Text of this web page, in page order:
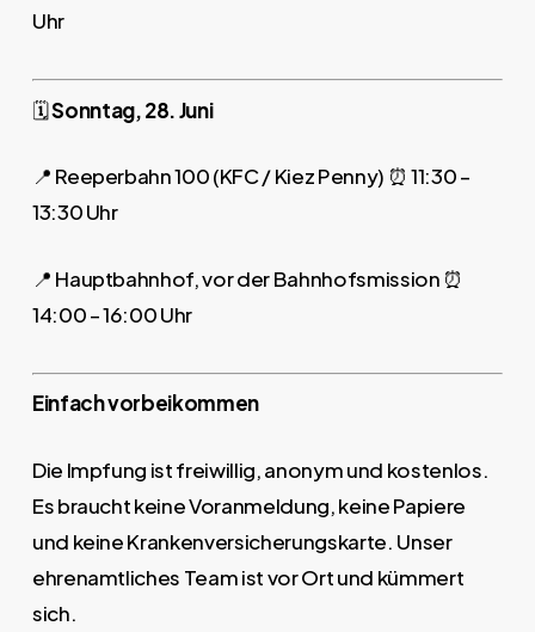
Uhr
🗓️Sonntag, 28. Juni
📍 Reeperbahn 100 (KFC / Kiez Penny) ⏰ 11:30 –
13:30 Uhr
📍 Hauptbahnhof, vor der Bahnhofsmission ⏰
14:00 – 16:00 Uhr
Einfach vorbeikommen
Die Impfung ist freiwillig, anonym und kostenlos.
Es braucht keine Voranmeldung, keine Papiere
und keine Krankenversicherungskarte. Unser
ehrenamtliches Team ist vor Ort und kümmert
sich.